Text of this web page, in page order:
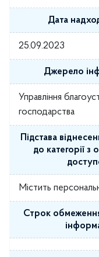
Дата
25.09.2023
Джерело
Управління
господарства
Підстава
до категорії
Містить
Строк